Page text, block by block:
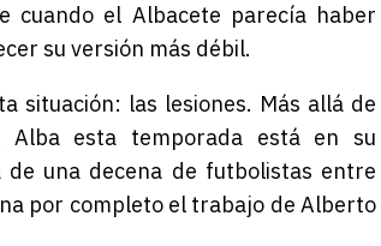
cuando el Albacete parecía haber
su versión más débil.
situación: las lesiones. Más allá de
esta temporada está en su
una decena de futbolistas entre
por completo el trabajo de Alberto